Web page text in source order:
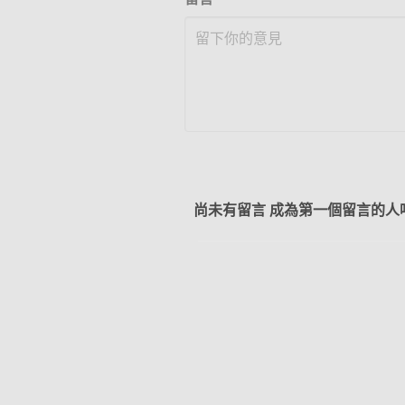
尚未有留言 成為第一個留言的人